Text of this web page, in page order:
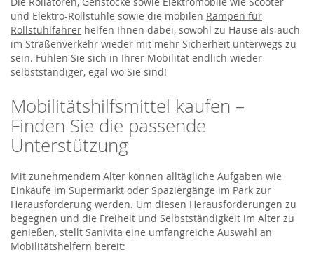
und Elektro-Rollstühle sowie die mobilen Rampen für
Rollstuhlfahrer helfen Ihnen dabei, sowohl zu Hause als auch
im Straßenverkehr wieder mit mehr Sicherheit unterwegs zu
sein. Fühlen Sie sich in Ihrer Mobilität endlich wieder
selbstständiger, egal wo Sie sind!
Mobilitätshilfsmittel kaufen –
Finden Sie die passende
Unterstützung
Mit zunehmendem Alter können alltägliche Aufgaben wie
Einkäufe im Supermarkt oder Spaziergänge im Park zur
Herausforderung werden. Um diesen Herausforderungen zu
begegnen und die Freiheit und Selbstständigkeit im Alter zu
genießen, stellt Sanivita eine umfangreiche Auswahl an
Mobilitätshelfern bereit: